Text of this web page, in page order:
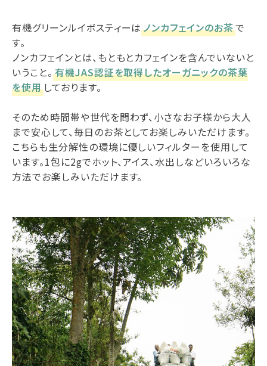
有機グリーンルイボスティーはノンカフェインのお茶で
す。
ノンカフェインとは、もともとカフェインを含んでいないと
いうこと。 有機JAS認証を取得したオーガニックの茶葉
を使用しております。
そのため時間帯や世代を問わず、小さなお子様から大人
まで安心して、毎日のお茶としてお楽しみいただけます。
こちらも生分解性の環境に優しいフィルターを使用して
います。1包に2gでホット、アイス、水出しなどいろいろな
方法でお楽しみいただけます。